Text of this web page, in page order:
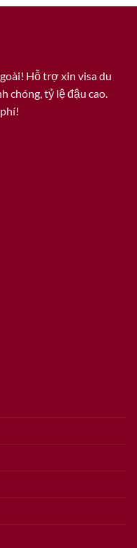
Hỗ trợ xin visa du
chóng, tỷ lệ đậu cao.